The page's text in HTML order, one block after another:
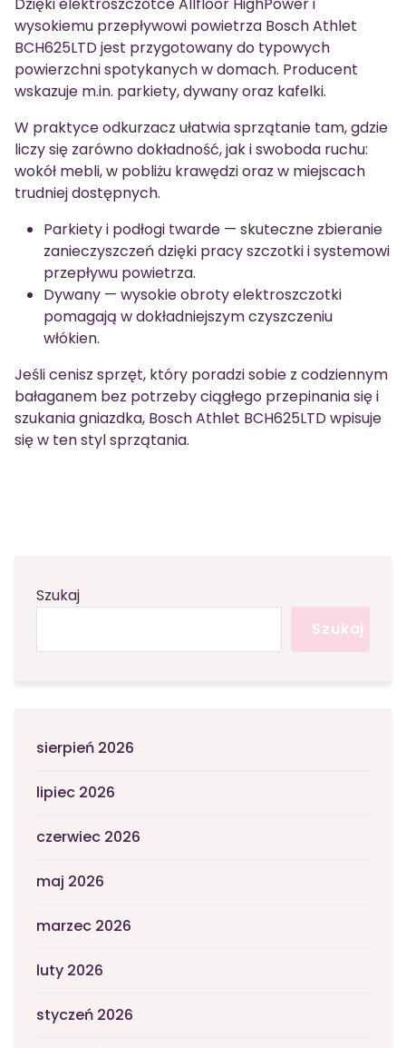
wysokiemu przepływowi powietrza Bosch Athlet
BCH625LTD jest przygotowany do typowych
powierzchni spotykanych w domach. Producent
wskazuje m.in. parkiety, dywany oraz kafelki.
W praktyce odkurzacz ułatwia sprzątanie tam, gdzie
liczy się zarówno dokładność, jak i swoboda ruchu:
wokół mebli, w pobliżu krawędzi oraz w miejscach
trudniej dostępnych.
Parkiety i podłogi twarde — skuteczne zbieranie
zanieczyszczeń dzięki pracy szczotki i systemowi
przepływu powietrza.
Dywany — wysokie obroty elektroszczotki
pomagają w dokładniejszym czyszczeniu
włókien.
Jeśli cenisz sprzęt, który poradzi sobie z codziennym
bałaganem bez potrzeby ciągłego przepinania się i
szukania gniazdka, Bosch Athlet BCH625LTD wpisuje
się w ten styl sprzątania.
Szukaj
Szukaj
sierpień 2026
lipiec 2026
czerwiec 2026
maj 2026
marzec 2026
luty 2026
styczeń 2026